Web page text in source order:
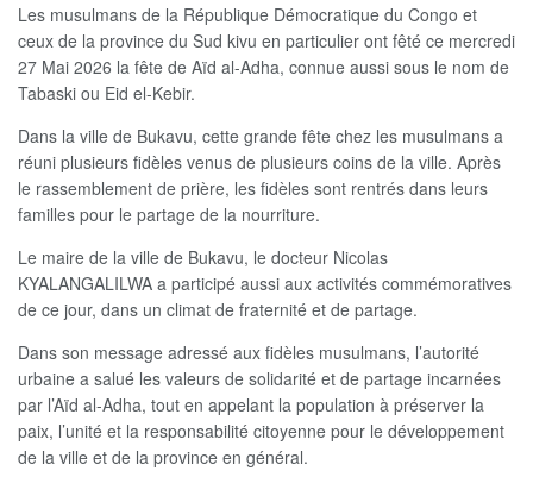
Les musulmans de la République Démocratique du Congo et
ceux de la province du Sud kivu en particulier ont fêté ce mercredi
27 Mai 2026 la fête de Aïd al-Adha, connue aussi sous le nom de
Tabaski ou Eid el-Kebir.
Dans la ville de Bukavu, cette grande fête chez les musulmans a
réuni plusieurs fidèles venus de plusieurs coins de la ville. Après
le rassemblement de prière, les fidèles sont rentrés dans leurs
familles pour le partage de la nourriture.
Le maire de la ville de Bukavu, le docteur Nicolas
KYALANGALILWA a participé aussi aux activités commémoratives
de ce jour, dans un climat de fraternité et de partage.
Dans son message adressé aux fidèles musulmans, l’autorité
urbaine a salué les valeurs de solidarité et de partage incarnées
par l’Aïd al-Adha, tout en appelant la population à préserver la
paix, l’unité et la responsabilité citoyenne pour le développement
de la ville et de la province en général.